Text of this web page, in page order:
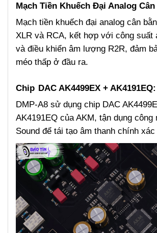
Mạch Tiền Khuếch Đại Analog
Mạch tiền khuếch đại analog cân
XLR và RCA, kết hợp với công suất
và điều khiển âm lượng R2R, đảm
méo thấp ở đầu ra.
Chip DAC AK4499EX + AK4191EQ:
DMP-A8 sử dụng chip DAC
AK4191EQ của AKM, tận dụng công
Sound để tái tạo âm thanh chính